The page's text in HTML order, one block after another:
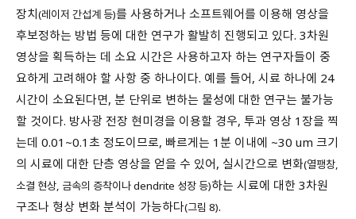
장치(레이저 간섭계 등)를 사용하거나 소프트웨어를 이용해 영상을
후보정하는 방법 등에 대한 연구가 활발히 진행되고 있다. 3차원
영상을 획득하는 데 소요 시간은 사용하고자 하는 연구자들이 중
요하게 고려해야 할 사항 중 하나이다. 예를 들어, 시료 하나에 24
시간이 소요된다면, 분 단위로 변하는 물성에 대한 연구는 불가능
할 것이다. 방사광 전장 현미경을 이용할 경우, 투과 영상 1장을 찍
는데 0.01~0.1초 정도이므로, 빠르게는 1분 이내에 ~30 um 크기
의 시료에 대한 단층 영상을 얻을 수 있어, 실시간으로 변화(열팽창,
소결 현상, 금속의 증착이나 dendrite 성장 등)하는 시료에 대한 3차원
구조나 형상 변화 분석이 가능하다(그림 8)